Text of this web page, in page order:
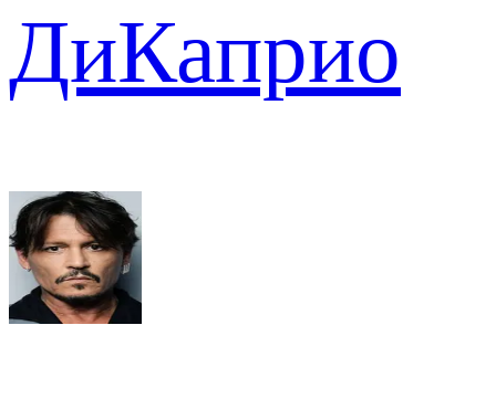
ДиКаприо